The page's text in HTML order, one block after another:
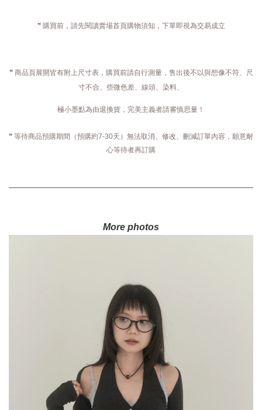
❞ 購買前，請先閱讀賣場首頁購物須知，下單即視為交易成立
❞ 商品頁展開皆有附上尺寸表，購買前請自行測量，售出後不以與想像不符、尺
寸不合、些微色差、線頭、染料、
極小墨點為由退換貨，完美主義者請審慎思量！
❞ 等待商品預購期間（預購約7-30天）無法取消、修改、刪減訂單內容，願意耐
心等待者再訂購
More photos